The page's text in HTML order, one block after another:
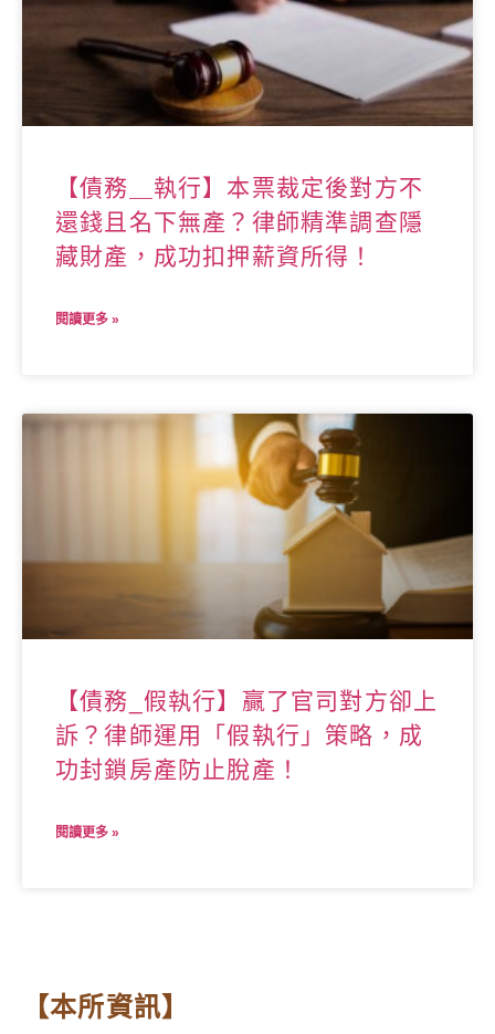
【債務＿執行】本票裁定後對方不
還錢且名下無產？律師精準調查隱
藏財產，成功扣押薪資所得！
閱讀更多 »
【債務_假執行】贏了官司對方卻上
訴？律師運用「假執行」策略，成
功封鎖房產防止脫產！
閱讀更多 »
【本所資訊】